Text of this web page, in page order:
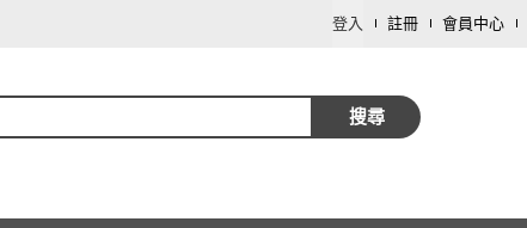
登入 註冊 會員中心
搜尋